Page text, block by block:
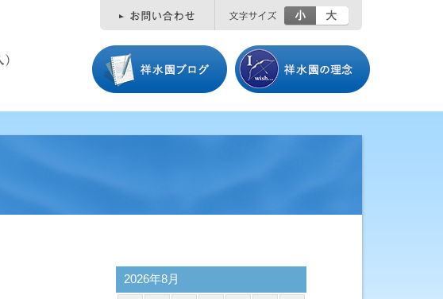
小
2026年8月